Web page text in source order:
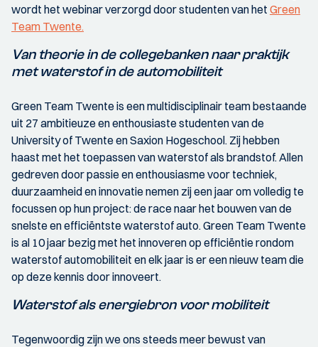
wordt het webinar verzorgd door studenten van het Green
Team Twente.
Van theorie in de collegebanken naar praktijk
met waterstof in de automobiliteit
Green Team Twente is een multidisciplinair team bestaande
uit 27 ambitieuze en enthousiaste studenten van de
University of Twente en Saxion Hogeschool. Zij hebben
haast met het toepassen van waterstof als brandstof. Allen
gedreven door passie en enthousiasme voor techniek,
duurzaamheid en innovatie nemen zij een jaar om volledig te
focussen op hun project: de race naar het bouwen van de
snelste en efficiëntste waterstof auto. Green Team Twente
is al 10 jaar bezig met het innoveren op efficiëntie rondom
waterstof automobiliteit en elk jaar is er een nieuw team die
op deze kennis door innoveert.
Waterstof als energiebron voor mobiliteit
Tegenwoordig zijn we ons steeds meer bewust van